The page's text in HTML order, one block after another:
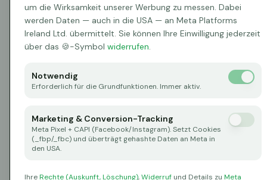
um die Wirksamkeit unserer Werbung zu messen. Dabei
werden Daten — auch in die USA — an Meta Platforms
Ireland Ltd. übermittelt. Sie können Ihre Einwilligung jederzeit
über das 🍪-Symbol widerrufen.
Notwendig
Erforderlich für die Grundfunktionen. Immer aktiv.
Marketing & Conversion-Tracking
Meta Pixel + CAPI (Facebook/Instagram). Setzt Cookies
(_fbp/_fbc) und überträgt gehashte Daten an Meta in
den USA.
IhreRechte (Auskunft, Löschung),Widerruf und Details zu Meta